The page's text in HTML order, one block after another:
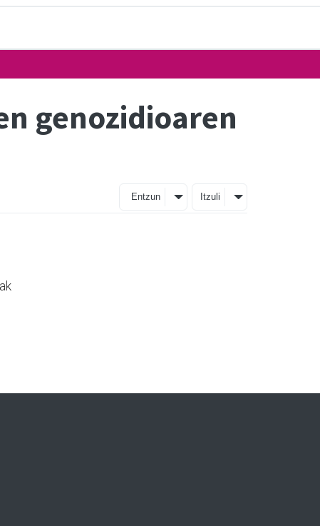
genozidioaren
Entzun Itzuli